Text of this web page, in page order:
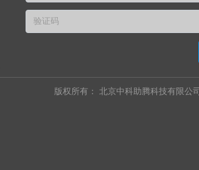
版权所有： 北京中科助腾科技有限公司